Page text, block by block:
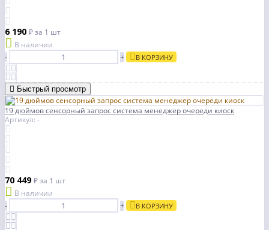
6 190 ₽за 1 шт
В наличии
-
+ В КОРЗИНУ
Быстрый просмотр
19 дюймов сенсорный запрос система менеджер очереди киоск
Артикул: -
70 449₽за 1 шт
В наличии
-
+ В КОРЗИНУ